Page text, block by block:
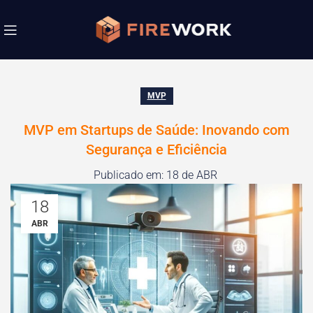
MVP
MVP em Startups de Saúde: Inovando com
Segurança e Eficiência
Publicado em: 18 de ABR
18
ABR